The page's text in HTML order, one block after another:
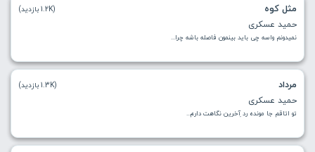
مثل کوه
حمید عسکری
نمیدونم واسه چی باید بینمون فاصله باشه چرا...
(1.2K بازدید)
مرداد
حمید عسکری
تو اتاقم جا مونده رد ِآخرین نگاهت دارم...
(1.3K بازدید)